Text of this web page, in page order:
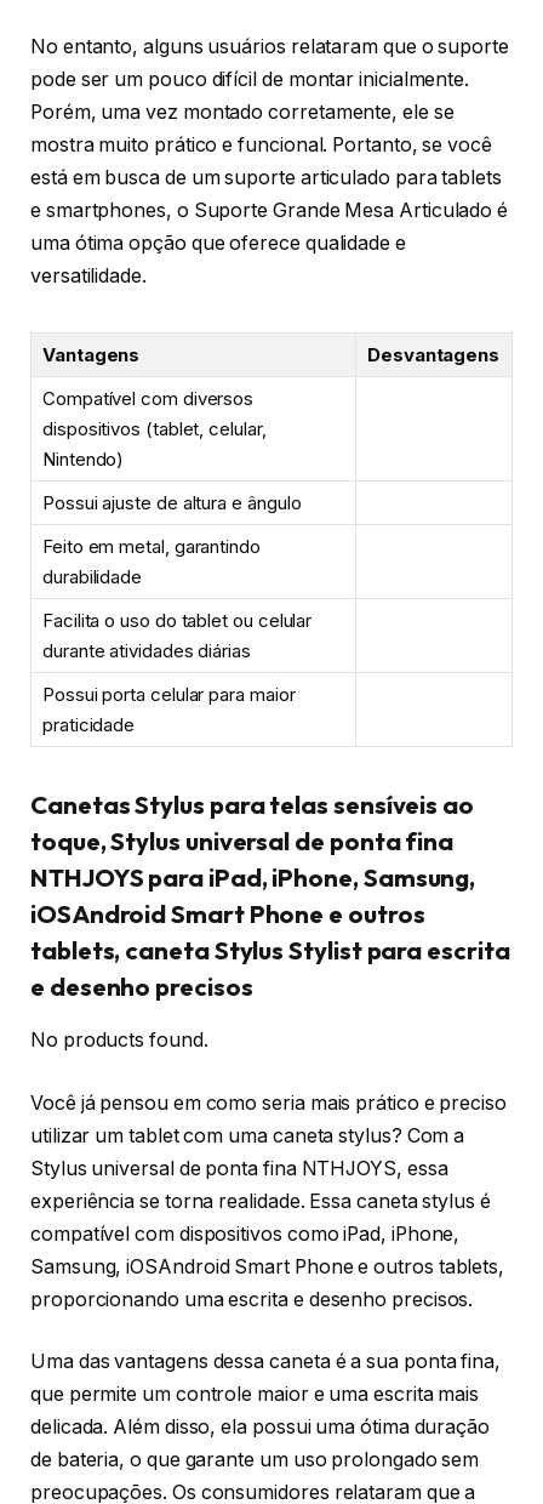
No entanto, alguns usuários relataram que o suporte
pode ser um pouco difícil de montar inicialmente.
Porém, uma vez montado corretamente, ele se
mostra muito prático e funcional. Portanto, se você
está em busca de um suporte articulado para tablets
e smartphones, o Suporte Grande Mesa Articulado é
uma ótima opção que oferece qualidade e
versatilidade.
Vantagens
Desvantagens
Compatível com diversos
dispositivos (tablet, celular,
Nintendo)
Possui ajuste de altura e ângulo
Feito em metal, garantindo
durabilidade
Facilita o uso do tablet ou celular
durante atividades diárias
Possui porta celular para maior
praticidade
Canetas Stylus para telas sensíveis ao
toque, Stylus universal de ponta fina
NTHJOYS para iPad, iPhone, Samsung,
iOSAndroid Smart Phone e outros
tablets, caneta Stylus Stylist para escrita
e desenho precisos
No products found.
Você já pensou em como seria mais prático e preciso
utilizar um tablet com uma caneta stylus? Com a
Stylus universal de ponta fina NTHJOYS, essa
experiência se torna realidade. Essa caneta stylus é
compatível com dispositivos como iPad, iPhone,
Samsung, iOSAndroid Smart Phone e outros tablets,
proporcionando uma escrita e desenho precisos.
Uma das vantagens dessa caneta é a sua ponta fina,
que permite um controle maior e uma escrita mais
delicada. Além disso, ela possui uma ótima duração
de bateria, o que garante um uso prolongado sem
preocupações. Os consumidores relataram que a